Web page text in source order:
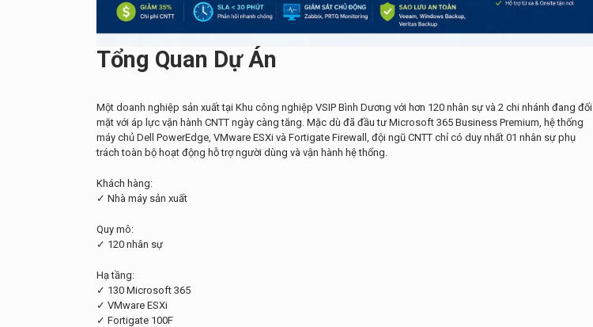
Tổng Quan Dự Án
Một doanh nghiệp sản xuất tại Khu công nghiệp VSIP Bình Dương với hơn 120 nhân sự và 2 chi nhánh đang đối
mặt với áp lực vận hành CNTT ngày càng tăng. Mặc dù đã đầu tư Microsoft 365 Business Premium, hệ thống
máy chủ Dell PowerEdge, VMware ESXi và Fortigate Firewall, đội ngũ CNTT chỉ có duy nhất 01 nhân sự phụ
trách toàn bộ hoạt động hỗ trợ người dùng và vận hành hệ thống.
Khách hàng:
✓ Nhà máy sản xuất
Quy mô:
✓ 120 nhân sự
Hạ tầng:
✓ 130 Microsoft 365
✓ VMware ESXi
✓ Fortigate 100F